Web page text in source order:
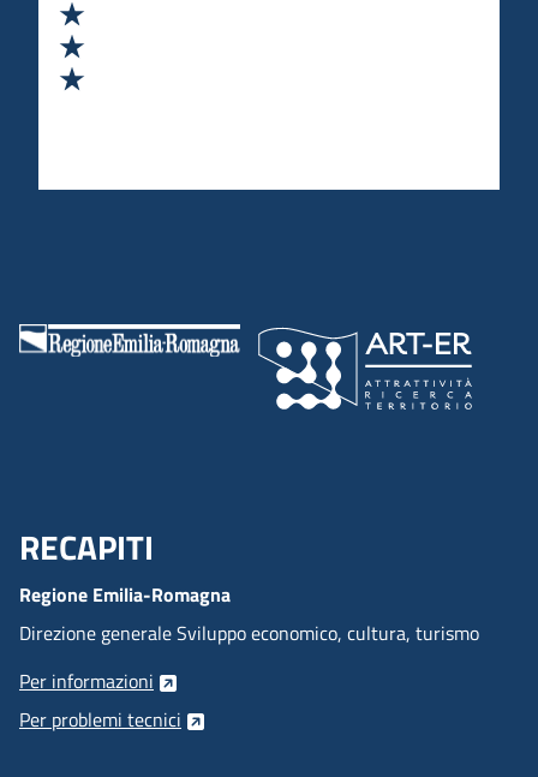
Menu Footer
RECAPITI
Regione Emilia-Romagna
Direzione generale Sviluppo economico, cultura, turismo
Per informazioni
Per problemi tecnici